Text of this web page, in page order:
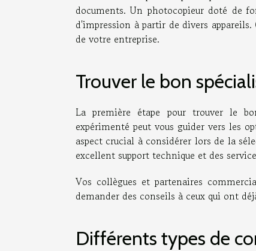
documents. Un photocopieur doté de
d'impression à partir de divers
de votre entreprise.
Trouver le bon
La première étape pour trouver le
expérimenté peut vous guider vers les
aspect crucial à considérer lors de la
excellent support technique et des
Vos collègues et partenaires
demander des conseils à ceux qui ont
Différents types de